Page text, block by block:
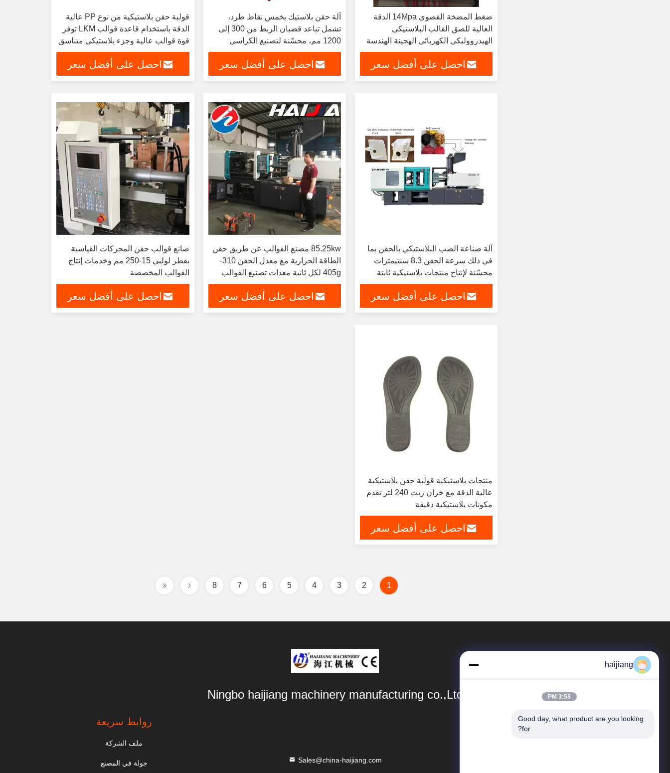
ضغط المضخة القصوى 14Mpa الدقة
العالية للصق القالب البلاستيكي
الهيدرووليكي الكهربائي الهجينة الهندسة
للتصاميم المتسقة والمعقدة
احصل على أفضل سعر
آلة حقن بلاستيك بخمس نقاط طرد،
تشمل تباعد قضبان الربط من 300 إلى
1200 مم، محسّنة لتصنيع الكراسي
احصل على أفضل سعر
قولبة حقن بلاستيكية من نوع PP عالية
الدقة باستخدام قاعدة قوالب LKM توفر
قوة قوالب عالية وجزء بلاستيكي متناسق
احصل على أفضل سعر
آلة صناعة الصب البلاستيكي بالحقن بما
في ذلك سرعة الحقن 8.3 سنتيمترات
محسّنة لإنتاج منتجات بلاستيكية ثابتة
احصل على أفضل سعر
85.25kw مصنع القوالب عن طريق حقن
الطاقة الحرارية مع معدل الحقن 310-
405g لكل ثانية معدات تصنيع القوالب
الدقيقة
احصل على أفضل سعر
صانع قوالب حقن المحركات القياسية
بقطر لولبي 15-250 مم وخدمات إنتاج
القوالب المخصصة
احصل على أفضل سعر
منتجات بلاستيكية قولبة حقن بلاستيكية
عالية الدقة مع خزان زيت 240 لتر تقدم
مكونات بلاستيكية دقيقة
احصل على أفضل سعر
1
2
3
4
5
6
7
8
Ningbo haijiang machinery manufacturing co.,Ltd
المنتجات
Sales@china-haijiang.com
روابط سريعة
ملف الشركة
جولة في المصنع
haijiang
3:58 PM
Good day, what product are you looking
for?